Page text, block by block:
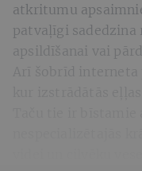
atkritumu
patvaļīgi sadedzina
apsildīšanai vai